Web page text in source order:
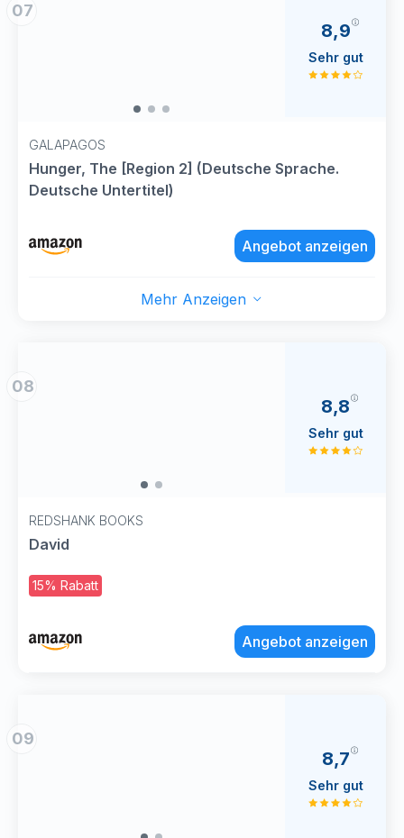
07
GALAPAGOS
Hunger, The [Region 2] (Deutsche Sprache.
Deutsche Untertitel)
8,9
Sehr gut
Angebot anzeigen
Mehr Anzeigen
08
REDSHANK BOOKS
David
15% Rabatt
8,8
Sehr gut
Angebot anzeigen
09
8,7
Sehr gut